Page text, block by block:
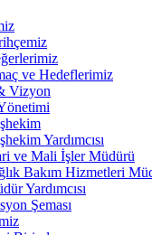
ve Hedeflerimiz
Vizyon
Yardımcısı
ve Mali İşler Müdürü
Bakım Hizmetleri
Yardımcısı
Şeması